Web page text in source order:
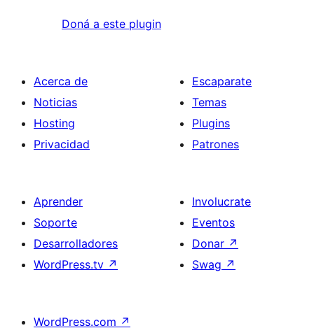
Doná a este plugin
Acerca de
Noticias
Hosting
Privacidad
Escaparate
Temas
Plugins
Patrones
Aprender
Soporte
Desarrolladores
WordPress.tv ↗
Involucrate
Eventos
Donar ↗
Swag ↗
WordPress.com ↗